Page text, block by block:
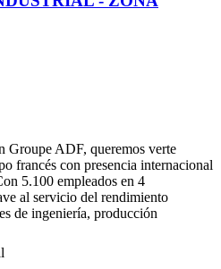
Groupe ADF, queremos verte
francés con presencia internacional
5.100 empleados en 4
al servicio del rendimiento
de ingeniería, producción